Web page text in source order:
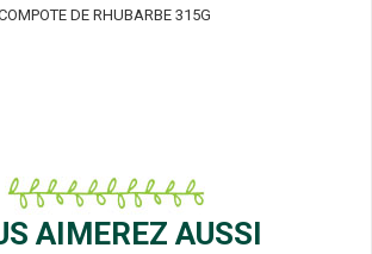
DE RHUBARBE 315G
AIMEREZ AUSSI